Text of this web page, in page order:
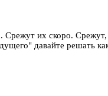
их скоро.
давайте